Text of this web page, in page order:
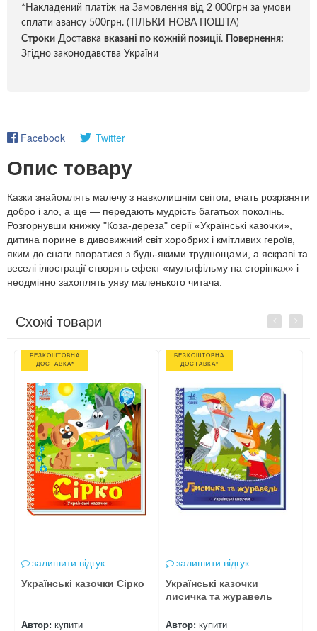
*Накладений платіж на Замовлення від 2 000грн за умови
сплати авансу 500грн. (ТІЛЬКИ НОВА ПОШТА)
Строки Доставка вказані по кожній позиції.
Повернення:
Згідно законодавства України
Facebook Twitter
Опис товару
Казки знайомлять малечу з навколишнім світом, вчать розрізняти
добро і зло, а ще — передають мудрість багатьох поколінь.
Розгорнувши книжку "Коза-дереза" серії «Українські казочки»,
дитина порине в дивовижний світ хоробрих і кмітливих героїв,
яким до снаги впоратися з будь-якими труднощами, а яскраві та
веселі ілюстрації створять ефект «мультфільму на сторінках» і
неодмінно захоплять уяву маленького читача.
Схожі товари Previous
БЕЗКОШТОВНА
ДОСТАВКА*
залишити відгук
Українські казочки Сірко
Автор: купити
БЕЗКОШТОВНА
ДОСТАВКА*
залишити відгук
Українські казочки
лисичка та журавель
Автор: купити
Next